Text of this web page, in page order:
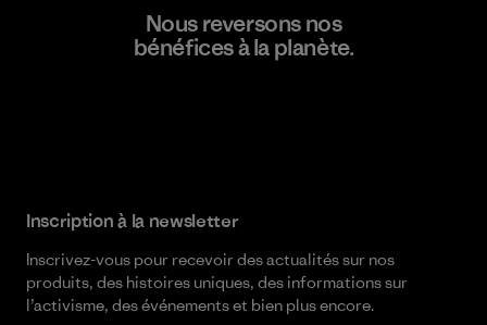
Nous reversons nos
bénéfices à la planète.
Inscription à la newsletter
Inscrivez-vous pour recevoir des actualités sur nos
produits, des histoires uniques, des informations sur
l’activisme, des événements et bien plus encore.